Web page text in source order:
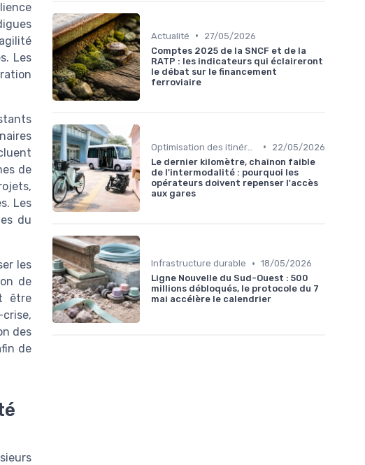
Les
de
Les
du
les
de
être
des
de
Actualité •
27/05/2026
Comptes 2025 de la SNCF et de la
RATP : les indicateurs qui éclaireront
le débat sur le financement
ferroviaire
•
22/05/2026
Le dernier kilomètre, chaînon faible
de l'intermodalité : pourquoi les
opérateurs doivent repenser l'accès
aux gares
Infrastructure durable • 18/05/2026
Ligne Nouvelle du Sud-Ouest : 500
millions débloqués, le protocole du 7
mai accélère le calendrier